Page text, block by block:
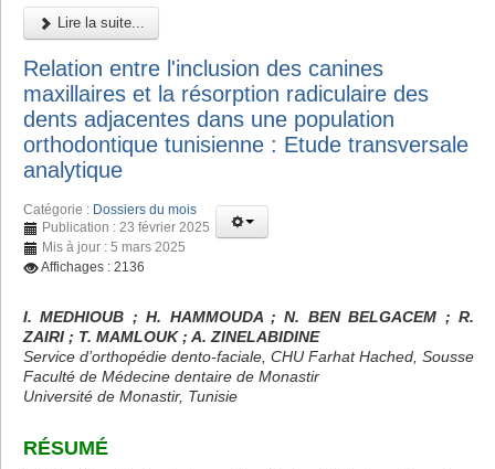
Lire la suite...
Relation entre l'inclusion des canines
maxillaires et la résorption radiculaire des
dents adjacentes dans une population
orthodontique tunisienne : Etude transversale
analytique
Catégorie : Dossiers du mois
Publication : 23 février 2025
Mis à jour : 5 mars 2025
Affichages : 2136
I. MEDHIOUB ; H. HAMMOUDA ; N. BEN BELGACEM ; R.
ZAIRI ; T. MAMLOUK ; A. ZINELABIDINE
Service d’orthopédie dento-faciale, CHU Farhat Hached, Sousse
Faculté de Médecine dentaire de Monastir
Université de Monastir, Tunisie
RÉSUMÉ